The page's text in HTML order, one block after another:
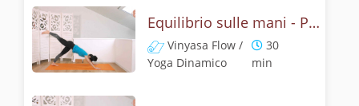
Equilibrio sulle mani - Pratica con la posizione del corvo
Vinyasa Flow /
Yoga Dinamico
30
min